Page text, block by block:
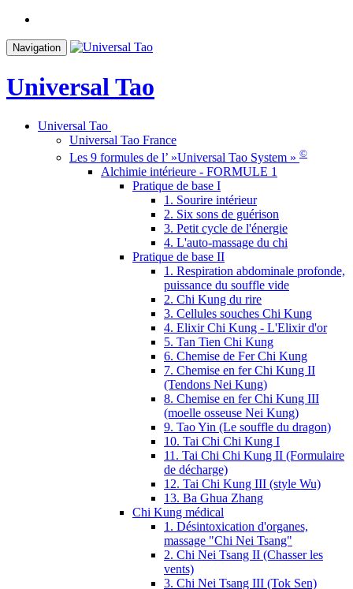
Navigation
Universal Tao
Universal Tao
Universal Tao France
Les 9 formules de l’ »Universal Tao System » ©
Alchimie intérieure - FORMULE 1
Pratique de base I
1. Sourire intérieur
2. Six sons de guérison
3. Petit cycle de l'énergie
4. L'auto-massage du chi
Pratique de base II
1. Respiration abdominale profonde,
puissance du souffle vide
2. Chi Kung du rire
3. Cellules souches Chi Kung
4. Elixir Chi Kung - L'Elixir d'or
5. Tan Tien Chi Kung
6. Chemise de Fer Chi Kung
7. Chemise en fer Chi Kung II
(Tendons Nei Kung)
8. Chemise en fer Chi Kung III
(moelle osseuse Nei Kung)
9. Tao Yin (Le souffle du dragon)
10. Tai Chi Chi Kung I
11. Tai Chi Chi Kung II (Formulaire
de décharge)
12. Tai Chi Kung III (style Wu)
13. Ba Ghua Zhang
Chi Kung médical
1. Désintoxication d'organes,
massage "Chi Nei Tsang"
2. Chi Nei Tsang II (Chasser les
vents)
3. Chi Nei Tsang III (Tok Sen)